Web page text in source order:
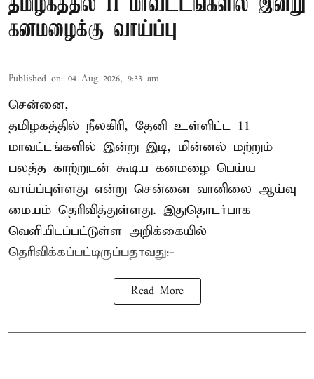
தமிழகத்தில் 11 மாவட்டங்களில் இன்று
கனமழைக்கு வாய்ப்பு
Published on: 04 Aug 2026, 9:33 am
சென்னை,
தமிழகத்தில் நீலகிரி, தேனி உள்ளிட்ட 11
மாவட்டங்களில் இன்று இடி, மின்னல் மற்றும்
பலத்த காற்றுடன் கூடிய கனமழை பெய்ய
வாய்ப்புள்ளது என்று சென்னை வானிலை ஆய்வு
மையம் தெரிவித்துள்ளது. இதுதொடர்பாக
வெளியிடப்பட்டுள்ள அறிக்கையில்
தெரிவிக்கப்பட்டிருப்பதாவது:-
Read More